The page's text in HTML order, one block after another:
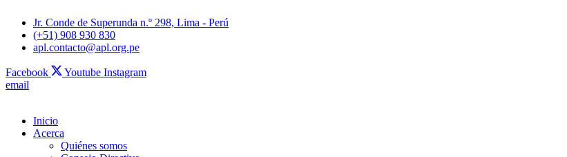
Jr. Conde de Superunda n.º 298, Lima - Perú
(+51) 908 930 830
apl.contacto@apl.org.pe
Facebook Youtube Instagram
email
Inicio
Acerca
Quiénes somos